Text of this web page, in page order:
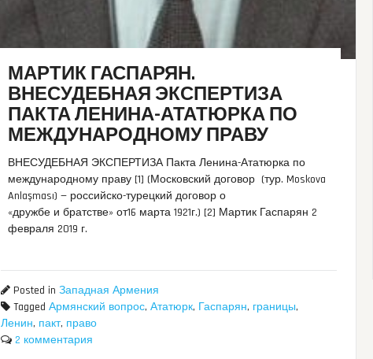
МАРТИК ГАСПАРЯН.
ВНЕСУДЕБНАЯ ЭКСПЕРТИЗА
ПАКТА ЛЕНИНА-АТАТЮРКА ПО
МЕЖДУНАРОДНОМУ ПРАВУ
ВНЕСУДЕБНАЯ ЭКСПЕРТИЗА Пакта Ленина-Ататюрка по
международному праву [1] (Московский договор (тур. Moskova
Anlaşması) — российско-турецкий договор о
«дружбе и братстве» от16 марта 1921г.) [2] Мартик Гаспарян 2
февраля 2019 г.
Posted in Западная Армения
Tagged Армянский вопрос, Ататюрк, Гаспарян, границы,
Ленин, пакт, право
2 комментария